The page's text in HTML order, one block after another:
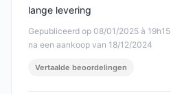
Gepubliceerd op 08/01/2025 à 19h15
na een aankoop van 18/12/2024
lange levering
Vertaalde beoordelingen